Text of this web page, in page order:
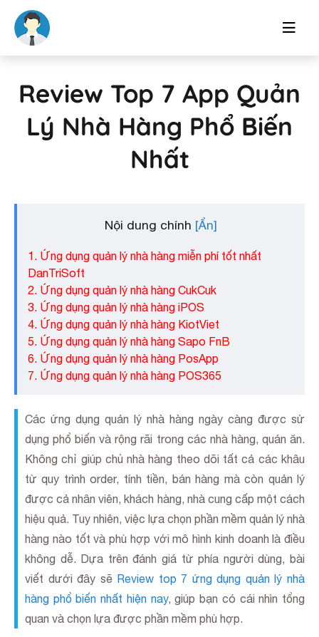
Review Top 7 App Quản
Lý Nhà Hàng Phổ Biến
Nhất
Nội dung chính
1. Ứng dụng quản lý nhà hàng miễn phí tốt nhất
DanTriSoft
2. Ứng dụng quản lý nhà hàng CukCuk
3. Ứng dụng quản lý nhà hàng iPOS
4. Ứng dụng quản lý nhà hàng KiotViet
5. Ứng dụng quản lý nhà hàng Sapo FnB
6. Ứng dụng quản lý nhà hàng PosApp
7. Ứng dụng quản lý nhà hàng POS365
Các ứng dụng quản lý nhà hàng ngày càng được sử
dụng phổ biến và rộng rãi trong các nhà hàng, quán ăn.
Không chỉ giúp chủ nhà hàng theo dõi tất cả các khâu
từ quy trình order, tính tiền, bán hàng mà còn quản lý
được cả nhân viên, khách hàng, nhà cung cấp một cách
hiệu quả. Tuy nhiên, việc lựa chọn phần mềm quản lý nhà
hàng nào tốt và phù hợp với mô hình kinh doanh là điều
không dễ. Dựa trên đánh giá từ phía người dùng, bài
viết dưới đây sẽ Review top 7 ứng dụng quản lý nhà
hàng phổ biến nhất hiện nay, giúp bạn có cái nhìn tổng
quan và chọn lựa được phần mềm phù hợp.